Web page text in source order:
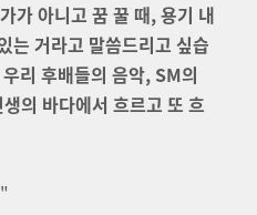
가 아니고 꿈 꿀 때, 용기 내
는 거라고 말씀드리고 싶습
리 후배들의 음악, SM의
의 바다에서 흐르고 또 흐
"